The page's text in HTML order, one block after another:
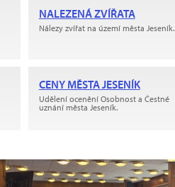
NALEZENÁ ZVÍŘATA
Nálezy zvířat na území města Jeseník.
CENY MĚSTA JESENÍK
Udělení ocenění Osobnost a Čestné
uznání města Jeseník.